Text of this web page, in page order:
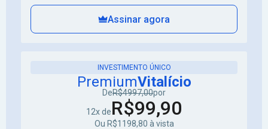
Assinar agora
INVESTIMENTO ÚNICO
PremiumVitalício
DeR$4997,00por
12x deR$99,90
Ou R$1198,80 à vista